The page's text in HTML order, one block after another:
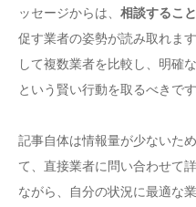
ッセージからは、 相談するこ
促す業者の姿勢が読み取れま
して複数業者を比較し、明確
という賢い行動を取るべきです
記事自体は情報量が少ないた
て、直接業者に問い合わせて
ながら、自分の状況に最適な